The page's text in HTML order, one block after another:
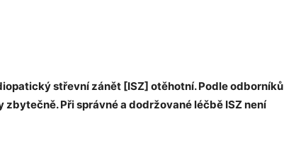
střevní zánět [ISZ] otěhotní. Podle odborníků
Při správné a dodržované léčbě ISZ není